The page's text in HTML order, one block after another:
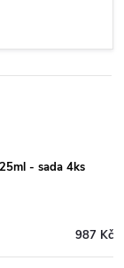
- sada 4ks
987 Kč